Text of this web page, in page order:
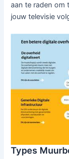
aan te raden om
jouw televisie
Types